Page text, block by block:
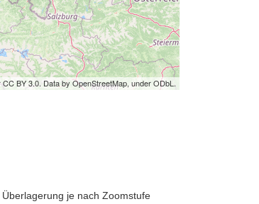
BY 3.0. Data by OpenStreetMap, under ODbL.
je nach Zoomstufe